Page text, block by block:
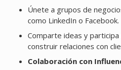
Únete a grupos de
como LinkedIn o Facebook.
Comparte ideas y
construir relaciones con
Colaboración con